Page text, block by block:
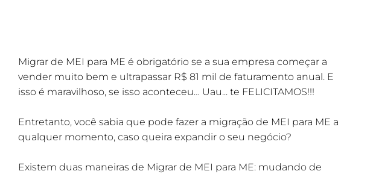
Migrar de MEI para ME é obrigatório se a sua empresa começar a
vender muito bem e ultrapassar R$ 81 mil de faturamento anual. E
isso é maravilhoso, se isso aconteceu… Uau... te FELICITAMOS!!!
Entretanto, você sabia que pode fazer a migração de MEI para ME a
qualquer momento, caso queira expandir o seu negócio?
Existem duas maneiras de Migrar de MEI para ME: mudando de